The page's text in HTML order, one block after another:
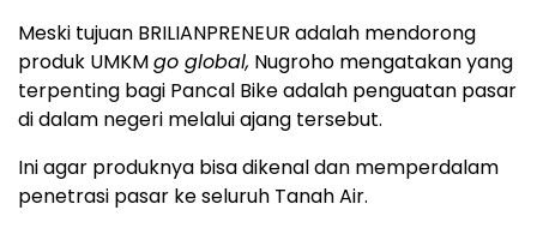
Meski tujuan BRILIANPRENEUR adalah mendorong
produk UMKMgo global, Nugroho mengatakan yang
terpenting bagi Pancal Bike adalah penguatan pasar
di dalam negeri melalui ajang tersebut.
Ini agar produknya bisa dikenal dan memperdalam
penetrasi pasar ke seluruh Tanah Air.